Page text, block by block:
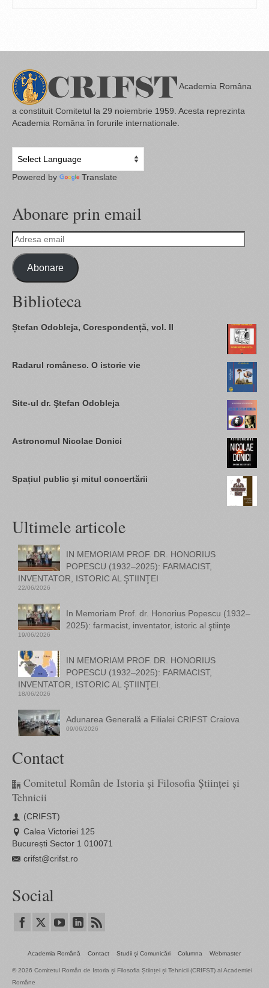
Academia Româna
a constituit Comitetul la 29 noiembrie 1959. Acesta reprezinta
Academia Româna în forurile internationale.
Powered by Translate
Abonare prin email
Adresa
email
Abonare
Biblioteca
Ștefan Odobleja, Corespondență, vol. II
Radarul românesc. O istorie vie
Site-ul dr. Ştefan Odobleja
Astronomul Nicolae Donici
Spațiul public și mitul concertării
Ultimele articole
IN MEMORIAM PROF. DR. HONORIUS
POPESCU (1932–2025): FARMACIST,
INVENTATOR, ISTORIC AL ŞTIINŢEI
22/06/2026
In Memoriam Prof. dr. Honorius Popescu (1932–
2025): farmacist, inventator, istoric al ştiinţe
19/06/2026
IN MEMORIAM PROF. DR. HONORIUS
POPESCU (1932–2025): FARMACIST,
INVENTATOR, ISTORIC AL ŞTIINŢEI.
18/06/2026
Adunarea Generală a Filialei CRIFST Craiova
09/06/2026
Contact
Comitetul Român de Istoria și Filosofia Științei și
Tehnicii
(CRIFST)
Calea Victoriei 125
București Sector 1 010071
crifst@crifst.ro
Social
Academia Română Contact Studii și Comunicări Columna Webmaster
© 2026 Comitetul Român de Istoria și Filosofia Științei și Tehnicii (CRIFST) al Academiei
Române